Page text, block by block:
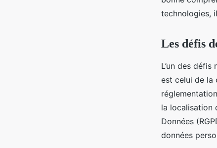
technologies,
Les défis
L’un des
est celui de la
la localisation
Données
données